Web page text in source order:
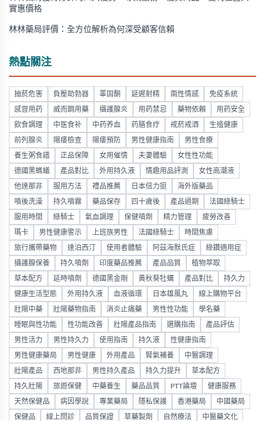
實惠價格
林林藥局評價：全方位解析為何深受顧客信賴
熱點關注
抽菸危害 負壓助勃器 睪固酮 延遲射精 兩性情感 免疫系統
感冒用药 威而鋼用藥 攝護腺炎 用药禁忌 藥物依賴 用药安全
飲食調理 中医食补 中药养血 药膳食疗 戒菸戒酒 生殖健康
前列腺炎 陽痿檢查 陽痿預防 男性健康指南 男性食療
養生粥食譜 正品保障 女用催情 夫妻體驗 女性性功能
德國黑螞蟻 產品對比 外用持久液 情趣用品評測 女性高潮液
他達那非 服用方法 禮品推薦 日本倍力挺 海外版藥品
噴後洗澡 持久噴霧 藥品保存 四十歲後 產品過期 法國綠騎士
服用時間 綠騎士 氣血調理 保健噴劑 精力管理 疲勞改善
瑪卡 男性健康警示 上班族男性 法國綠騎士 時間焦慮
旅行攜帶藥物 達泊西汀 使用者體驗 阿茲海默氏症 綠鑽適用症
攝護腺保養 持久噴劑 印度藥品推薦 產品品質 植物萃取
草本配方 延時噴劑 德國黑金剛 黃秋葵牡蠣 產品對比 持久力
健康生活型態 外用持久液 血液循環 日本雄風丸 線上購物平台
壯陽中藥 壯陽藥物指南 消炎止痛藥 男性性功能 學名藥
睡眠與性功能 性功能改善 壯陽產品指南 選購指南 產品評估
男性活力 男性持久力 使用指南 持久液 性健康指南
男性健康藥局 男性健康 外用產品 腎氣補養 中醫調理
壯陽產品 西地那非 男性持久產品 持久力提升 草本配方
持久壯陽 旅遊保健 中藥養生 藥品品質 PTT論壇 健康服務
天然保健品 病因學說 專業藥局 隱私保護 香港藥局 中國藥局
保健品 線上問診 品質保證 草藥製劑 自然療法 中醫藥文化